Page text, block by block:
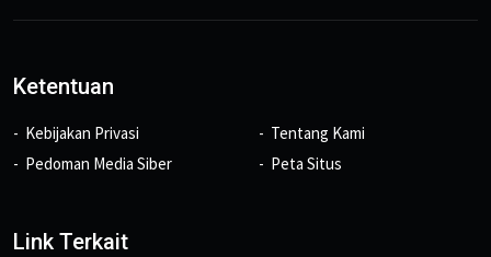
Ketentuan
Kebijakan Privasi
Pedoman Media Siber
Tentang Kami
Peta Situs
Link Terkait